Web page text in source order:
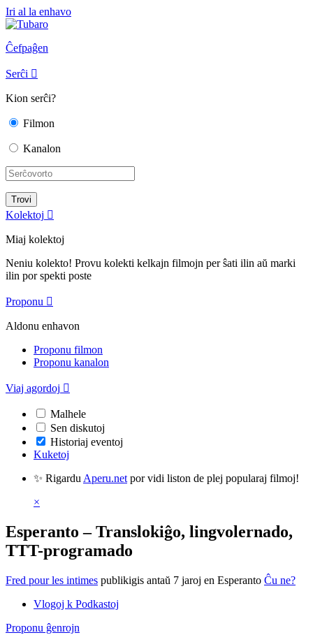
Iri al la enhavo
Ĉefpaĝen
Serĉi 
Kion serĉi?
Filmon
Kanalon
Kolektoj 
Miaj kolektoj
Neniu kolekto! Provu kolekti kelkajn filmojn per ŝati ilin aŭ marki
ilin por spekti poste
Proponu 
Aldonu enhavon
Proponu filmon
Proponu kanalon
Viaj agordoj 
Malhele
Sen diskutoj
Historiaj eventoj
Kuketoj
✨ Rigardu Aperu.net por vidi liston de plej popularaj filmoj!
×
Esperanto – Translokiĝo, lingvolernado,
TTT-programado
Fred pour les intimes publikigis antaŭ 7 jaroj en Esperanto Ĉu ne?
Vlogoj k Podkastoj
Proponu ĝenrojn